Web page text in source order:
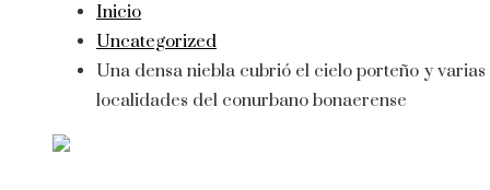
Inicio
Uncategorized
Una densa niebla cubrió el cielo porteño y varias
localidades del conurbano bonaerense